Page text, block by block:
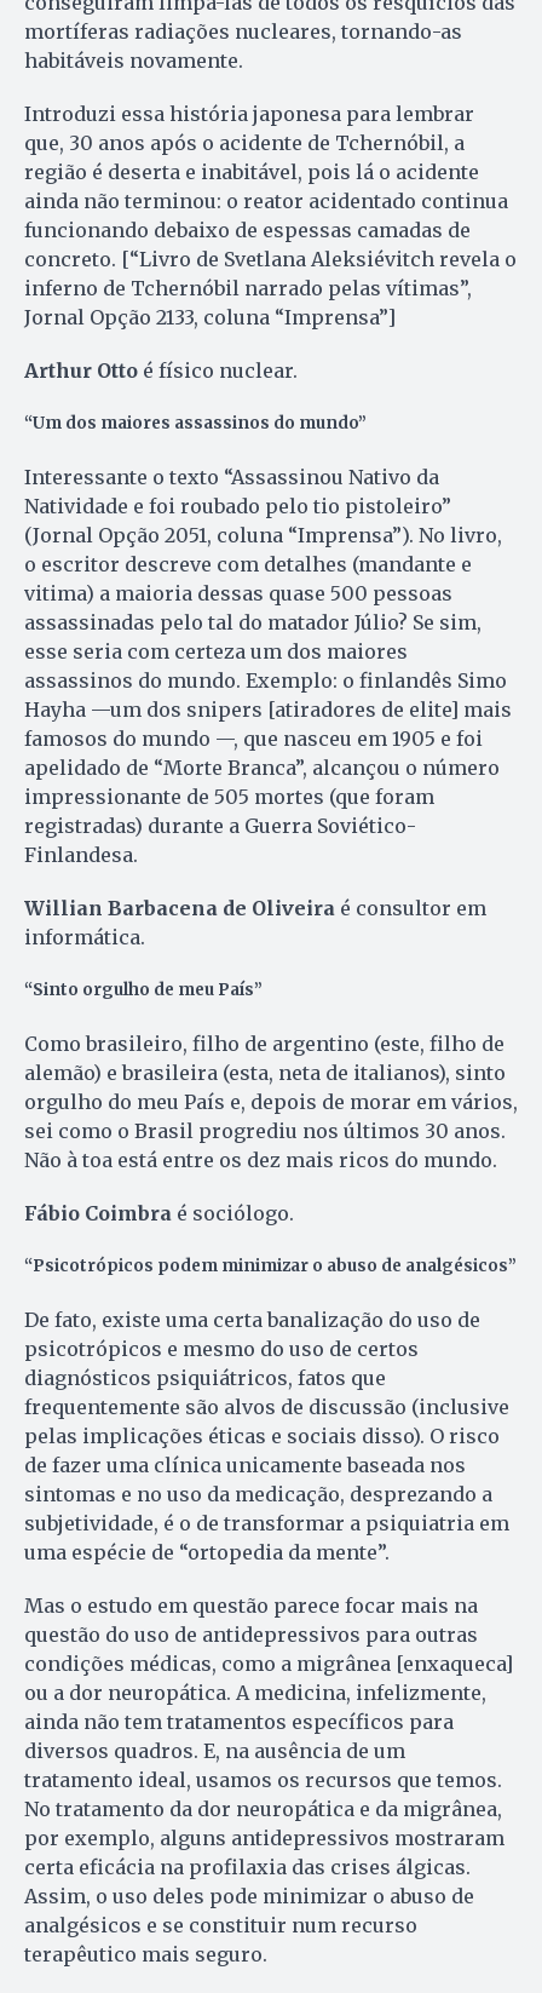
mortíferas radiações nucleares, tornando-as
habitáveis novamente.
Introduzi essa história japonesa para lembrar
que, 30 anos após o acidente de Tchernóbil, a
região é deserta e inabitável, pois lá o acidente
ainda não terminou: o reator acidentado continua
funcionando debaixo de espessas camadas de
concreto. [“Livro de Svetlana Aleksiévitch revela o
inferno de Tchernóbil narrado pelas vítimas”,
Jornal Opção 2133, coluna “Imprensa”]
Arthur Otto é físico nuclear.
“Um dos maiores assassinos do mundo”
Interessante o texto “Assassinou Nativo da
Natividade e foi roubado pelo tio pistoleiro”
(Jornal Opção 2051, coluna “Imprensa”). No livro,
o escritor descreve com detalhes (mandante e
vitima) a maioria dessas quase 500 pessoas
assassinadas pelo tal do matador Júlio? Se sim,
esse seria com certeza um dos maiores
assassinos do mundo. Exemplo: o finlandês Simo
Hayha —um dos snipers [atiradores de elite] mais
famosos do mundo —, que nasceu em 1905 e foi
apelidado de “Morte Branca”, alcançou o número
impressionante de 505 mortes (que foram
registradas) durante a Guerra Soviético-
Finlandesa.
Willian Barbacena de Oliveira é consultor em
informática.
“Sinto orgulho de meu País”
Como brasileiro, filho de argentino (este, filho de
alemão) e brasileira (esta, neta de italianos), sinto
orgulho do meu País e, depois de morar em vários,
sei como o Brasil progrediu nos últimos 30 anos.
Não à toa está entre os dez mais ricos do mundo.
Fábio Coimbra é sociólogo.
“Psicotrópicos podem minimizar o abuso de analgésicos”
De fato, existe uma certa banalização do uso de
psicotrópicos e mesmo do uso de certos
diagnósticos psiquiátricos, fatos que
frequentemente são alvos de discussão (inclusive
pelas implicações éticas e sociais disso). O risco
de fazer uma clínica unicamente baseada nos
sintomas e no uso da medicação, desprezando a
subjetividade, é o de transformar a psiquiatria em
uma espécie de “ortopedia da mente”.
Mas o estudo em questão parece focar mais na
questão do uso de antidepressivos para outras
condições médicas, como a migrânea [enxaqueca]
ou a dor neuropática. A medicina, infelizmente,
ainda não tem tratamentos específicos para
diversos quadros. E, na ausência de um
tratamento ideal, usamos os recursos que temos.
No tratamento da dor neuropática e da migrânea,
por exemplo, alguns antidepressivos mostraram
certa eficácia na profilaxia das crises álgicas.
Assim, o uso deles pode minimizar o abuso de
analgésicos e se constituir num recurso
terapêutico mais seguro.